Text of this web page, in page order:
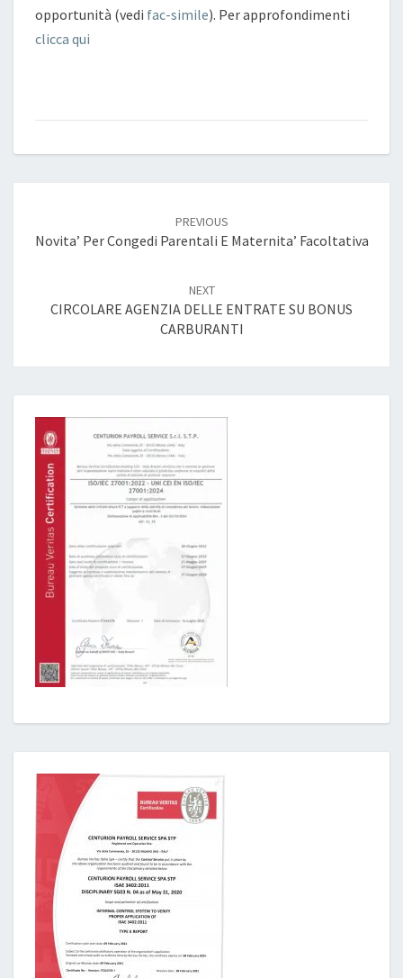
opportunità (vedi fac-simile). Per approfondimenti
clicca qui
PREVIOUS
Novita’ Per Congedi Parentali E Maternita’ Facoltativa
NEXT
CIRCOLARE AGENZIA DELLE ENTRATE SU BONUS
CARBURANTI